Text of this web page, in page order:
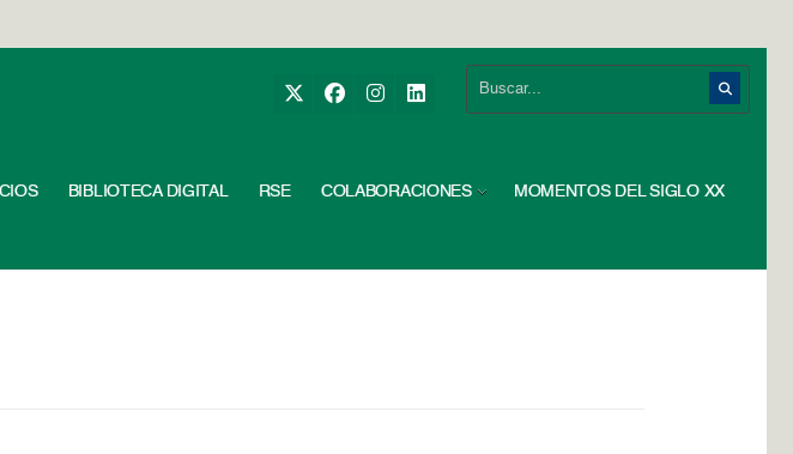
BIBLIOTECA DIGITAL RSE COLABORACIONES MOMENTOS DEL SIGLO XX